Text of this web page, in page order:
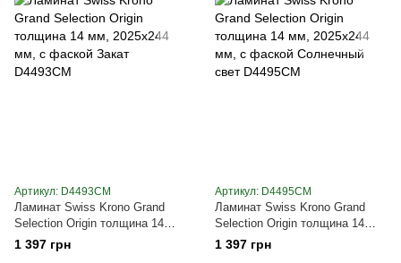
Артикул: D4493CM
Ламинат Swiss Krono Grand
Selection Origin толщина 14
мм, 2025x244 мм, с фаской
Закат D4493CM
1 397 грн
Артикул: D4495CM
Ламинат Swiss Krono Grand
Selection Origin толщина 14
мм, 2025x244 мм, с фаской
Солнечный свет D4495CM
1 397 грн